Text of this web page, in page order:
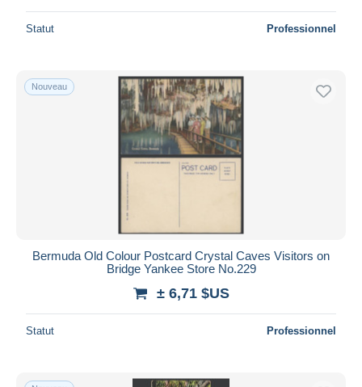
Statut Professionnel
Nouveau
Bermuda Old Colour Postcard Crystal Caves Visitors on
Bridge Yankee Store No.229
± 6,71 $US
Statut Professionnel